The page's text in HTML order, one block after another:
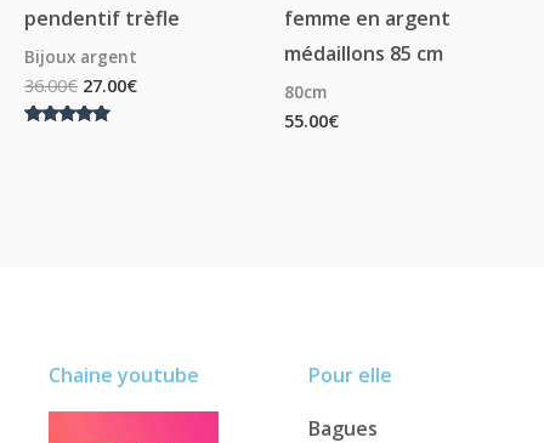
pendentif trèfle
Bijoux argent
36.00€ 27.00€
femme en argent
médaillons 85 cm
80cm
55.00€
Pour elle
Bagues
Chaine youtube